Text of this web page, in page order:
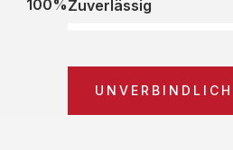
Zuverlässig
100%